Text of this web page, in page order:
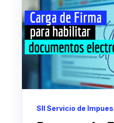
SII Servicio de